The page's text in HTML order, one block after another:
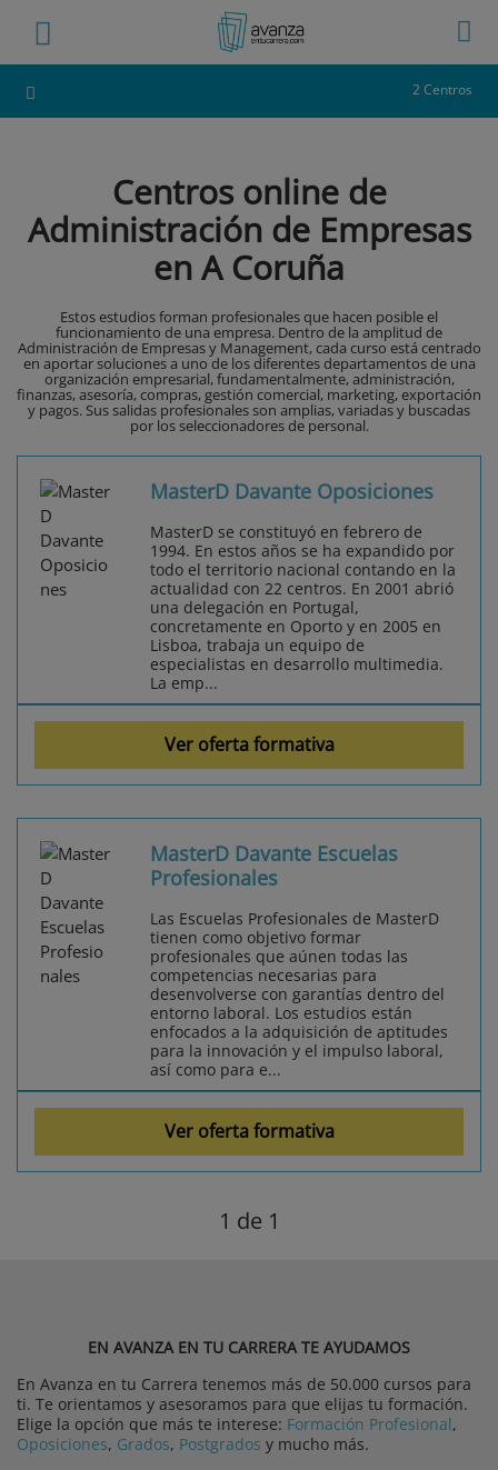
2 Centros
Centros online de
Administración de Empresas
en A Coruña
Estos estudios forman profesionales que hacen posible el
funcionamiento de una empresa. Dentro de la amplitud de
Administración de Empresas y Management, cada curso está centrado
en aportar soluciones a uno de los diferentes departamentos de una
organización empresarial, fundamentalmente, administración,
finanzas, asesoría, compras, gestión comercial, marketing, exportación
y pagos. Sus salidas profesionales son amplias, variadas y buscadas
por los seleccionadores de personal.
MasterD Davante Oposiciones
MasterD se constituyó en febrero de
1994. En estos años se ha expandido por
todo el territorio nacional contando en la
actualidad con 22 centros. En 2001 abrió
una delegación en Portugal,
concretamente en Oporto y en 2005 en
Lisboa, trabaja un equipo de
especialistas en desarrollo multimedia.
La emp...
Ver oferta formativa
MasterD Davante Escuelas
Profesionales
Las Escuelas Profesionales de MasterD
tienen como objetivo formar
profesionales que aúnen todas las
competencias necesarias para
desenvolverse con garantías dentro del
entorno laboral. Los estudios están
enfocados a la adquisición de aptitudes
para la innovación y el impulso laboral,
así como para e...
Ver oferta formativa
1 de 1
EN AVANZA EN TU CARRERA TE AYUDAMOS
En Avanza en tu Carrera tenemos más de 50.000 cursos para
ti. Te orientamos y asesoramos para que elijas tu formación.
Elige la opción que más te interese: Formación Profesional,
Oposiciones, Grados, Postgrados y mucho más.